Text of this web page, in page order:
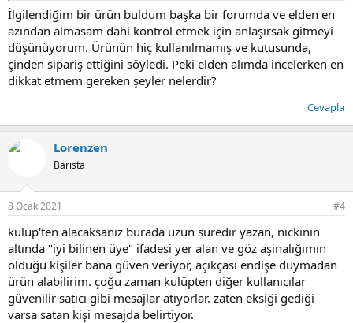
İlgilendiğim bir ürün buldum başka bir forumda ve elden en
azından almasam dahi kontrol etmek için anlaşırsak gitmeyi
düşünüyorum. Ürünün hiç kullanılmamış ve kutusunda,
çinden sipariş ettiğini söyledi. Peki elden alımda incelerken en
dikkat etmem gereken şeyler nelerdir?
Cevapla
Lorenzen
Barista
8 Ocak 2021 #4
kulüp'ten alacaksanız burada uzun süredir yazan, nickinin
altında "iyi bilinen üye" ifadesi yer alan ve göz aşinalığımın
olduğu kişiler bana güven veriyor, açıkçası endişe duymadan
ürün alabilirim. çoğu zaman kulüpten diğer kullanıcılar
güvenilir satıcı gibi mesajlar atıyorlar. zaten eksiği gediği
varsa satan kişi mesajda belirtiyor.